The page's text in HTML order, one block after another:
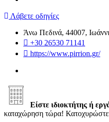
Λάβετε οδηγίες
Άνω Πεδινά, 44007,
+30 26530 71141
https://www.pirrion.gr/
Είστε ιδιοκτήτης ή
καταχώρηση τώρα!